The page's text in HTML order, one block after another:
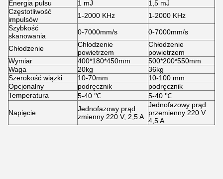
Energia pulsu 1 mJ
1,5 mJ
Częstotliwość
impulsów
1-2000 KHz
1-2000 KHz
Szybkość
skanowania
0-7000mm/s 0-7000mm/s
Chłodzenie
Chłodzenie
powietrzem
Chłodzenie
powietrzem
Wymiar
400*180*450mm
500*200*550mm
Waga
20kg
36kg
Szerokość wiązki
10-70mm
10-100 mm
Opcjonalny
podręcznik
podręcznik
Temperatura
5-40 ℃ 5-40 ℃
Napięcie
Jednofazowy prąd
zmienny 220 V, 2,5 A
Jednofazowy prąd
przemienny 220 V
4,5 A